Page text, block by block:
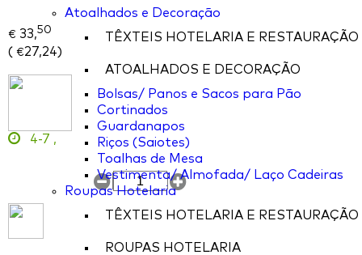
Atoalhados e Decoração
TÊXTEIS HOTELARIA E RESTAURAÇÃO
ATOALHADOS E DECORAÇÃO
Bolsas/ Panos e Sacos para Pão
Cortinados
Guardanapos
Riços (Saiotes)
Toalhas de Mesa
Vestimenta/ Almofada/ Laço Cadeiras
Roupas Hotelaria
TÊXTEIS HOTELARIA E RESTAURAÇÃO
ROUPAS HOTELARIA
€ 33,50
( €27,24)
4-7 ,